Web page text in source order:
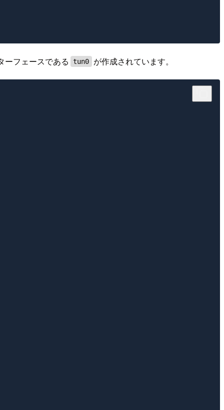
ーフェースである tun0 が作成されています。